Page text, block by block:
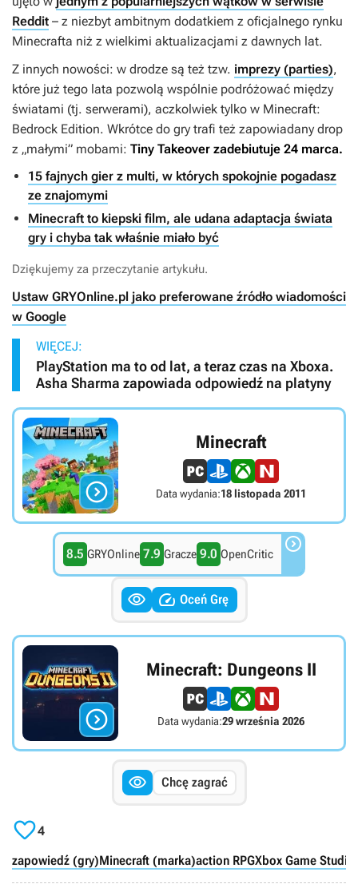
Reddit – z niezbyt ambitnym dodatkiem z oficjalnego rynku
Minecrafta niż z wielkimi aktualizacjami z dawnych lat.
Z innych nowości: w drodze są też tzw. imprezy (parties),
które już tego lata pozwolą wspólnie podróżować między
światami (tj. serwerami), aczkolwiek tylko w Minecraft:
Bedrock Edition. Wkrótce do gry trafi też zapowiadany drop
z „małymi” mobami: Tiny Takeover zadebiutuje 24 marca.
15 fajnych gier z multi, w których spokojnie pogadasz
ze znajomymi
Minecraft to kiepski film, ale udana adaptacja świata
gry i chyba tak właśnie miało być
Dziękujemy za przeczytanie artykułu.
Ustaw GRYOnline.pl jako preferowane źródło wiadomości
w Google
WIĘCEJ:
PlayStation ma to od lat, a teraz czas na Xboxa.
Asha Sharma zapowiada odpowiedź na platyny

Minecraft
Data wydania:18 listopada 2011
8.5 GRYOnline 7.9 Gracze 9.0 OpenCritic 
  Oceń Grę

Minecraft: Dungeons II
Data wydania:29 września 2026
 Chcę zagrać
4
zapowiedź (gry)Minecraft (marka)action RPGXbox Game